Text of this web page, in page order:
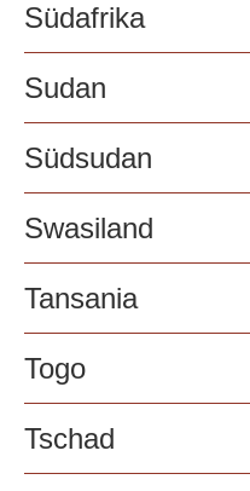
Südafrika
Sudan
Südsudan
Swasiland
Tansania
Togo
Tschad